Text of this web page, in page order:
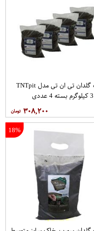
خاک گلدان تی ان تی مدل TNTpit
۳۰۸,۲۰۰
18%